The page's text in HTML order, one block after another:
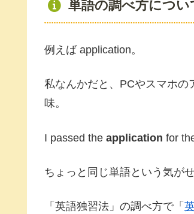
単語の調べ方につい
例えば application。
私なんかだと、PCやスマホ
味。
I passed the application for
ちょっと同じ単語という気が
「英語独習法」の調べ方で「